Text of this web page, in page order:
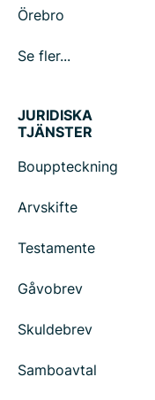
Örebro
Se fler...
JURIDISKA
TJÄNSTER
Bouppteckning
Arvskifte
Testamente
Gåvobrev
Skuldebrev
Samboavtal